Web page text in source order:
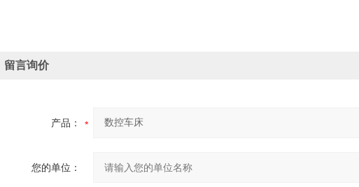
留言询价
产品：
您的单位：